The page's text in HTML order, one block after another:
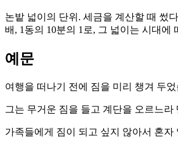
논밭 넓이의 단위. 세금을 계산할 때 썼
배, 1동의 10분의 1로, 그 넓이는 시대에
예문
여행을 떠나기 전에 짐을 미리 챙겨 두
그는 무거운 짐을 들고 계단을 오르느라
가족들에게 짐이 되고 싶지 않아서 혼자